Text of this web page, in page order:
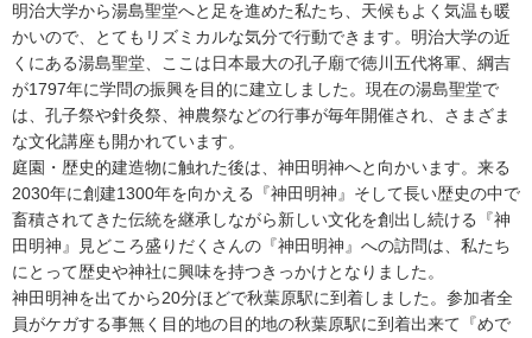
明治大学から湯島聖堂へと足を進めた私たち、天候もよく気温も暖
かいので、とてもリズミカルな気分で行動できます。明治大学の近
くにある湯島聖堂、ここは日本最大の孔子廟で徳川五代将軍、綱吉
が1797年に学問の振興を目的に建立しました。現在の湯島聖堂で
は、孔子祭や針灸祭、神農祭などの行事が毎年開催され、さまざま
な文化講座も開かれています。
庭園・歴史的建造物に触れた後は、神田明神へと向かいます。来る
2030年に創建1300年を向かえる『神田明神』そして長い歴史の中で
畜積されてきた伝統を継承しながら新しい文化を創出し続ける『神
田明神』見どころ盛りだくさんの『神田明神』への訪問は、私たち
にとって歴史や神社に興味を持つきっかけとなりました。
神田明神を出てから20分ほどで秋葉原駅に到着しました。参加者全
員がケガする事無く目的地の目的地の秋葉原駅に到着出来て『めで